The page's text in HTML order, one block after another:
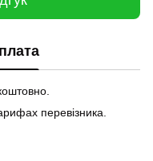
перевізника.